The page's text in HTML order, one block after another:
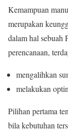
Kemampuan
merupakan
dalam hal sebuah
perencanaan,
mengalihkan
melakukan
Pilihan pertama
bila kebutuhan